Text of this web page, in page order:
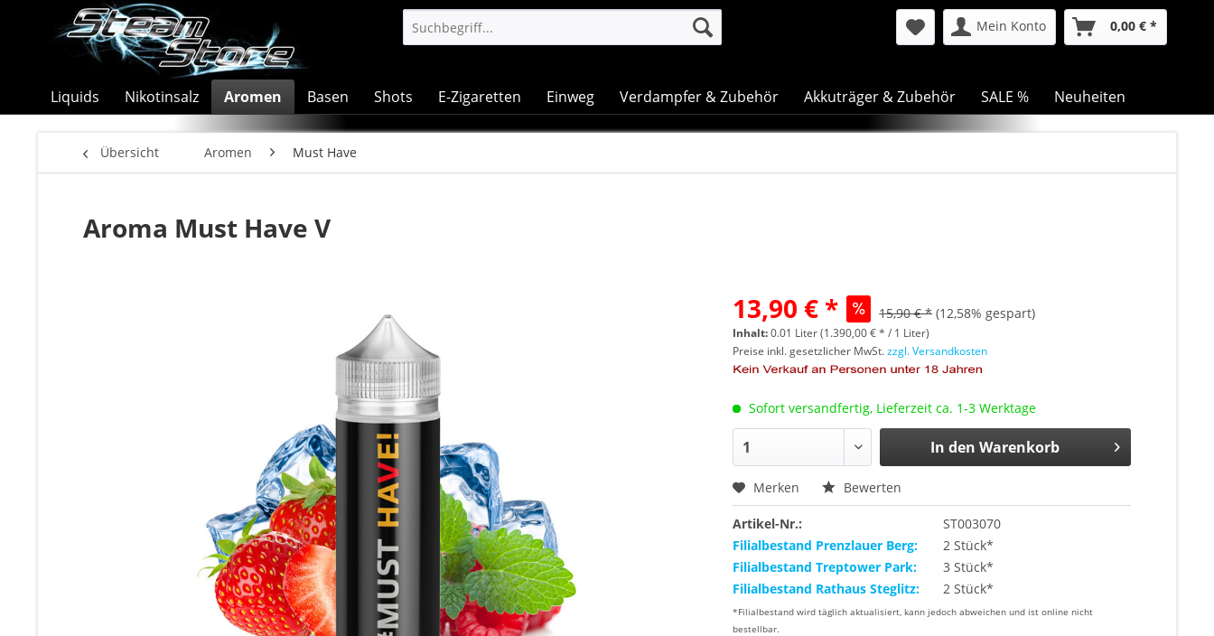
Mein Konto 0,00 € *
Liquids Nikotinsalz Aromen Basen Shots E-Zigaretten Einweg Verdampfer & Zubehör Akkuträger & Zubehör SALE % Neuheiten
Übersicht Aromen Must Have
Aroma Must Have V
13,90 € * 15,90 € * (12,58% gespart)
Inhalt:0.01 Liter (1.390,00 € * / 1 Liter)
Preise inkl. gesetzlicher MwSt.zzgl. Versandkosten
Sofort versandfertig, Lieferzeit ca. 1-3 Werktage
In den Warenkorb
Merken Bewerten
Artikel-Nr.:
ST003070
Filialbestand Prenzlauer Berg:
2 Stück*
Filialbestand Treptower Park:
3 Stück*
Filialbestand Rathaus Steglitz:
2 Stück*
*Filialbestand wird täglich aktualisiert, kann jedoch abweichen und ist online nicht
bestellbar.